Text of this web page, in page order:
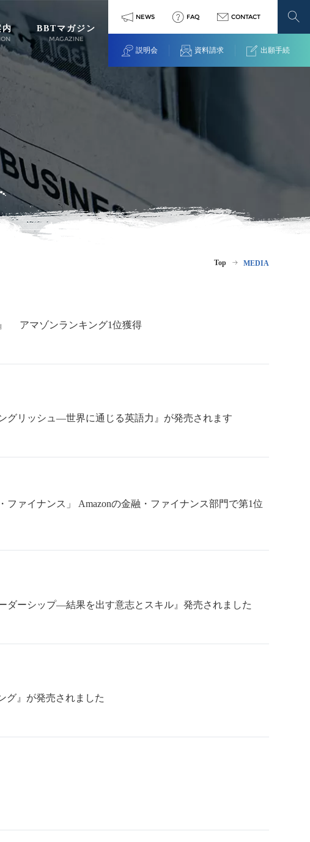
内 BBTマガジン
MAGAZINE
NEWS FAQ CONTACT
説明会 資料請求 出願手続
Top MEDIA
アマゾンランキング1位獲得
グリッシュ―世界に通じる英語力』が発売されます
ァイナンス」 Amazonの金融・ファイナンス部門で第1位
ダーシップ―結果を出す意志とスキル』発売されました
グ』が発売されました